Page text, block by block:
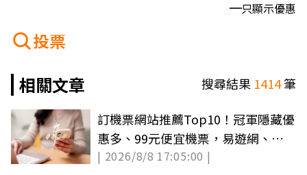
只顯示優惠
投票
相關文章
搜尋結果 1414筆
訂機票網站推薦Top10！冠軍隱藏優
惠多、99元便宜機票，易遊網、
Agoda都輸它
| 2026/8/8 17:05:00 |